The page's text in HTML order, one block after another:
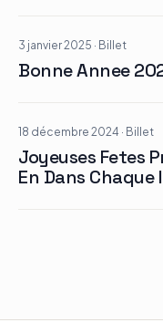
3 janvier 2025 · Billet
Bonne Annee
18 décembre 2024 · Billet
Joyeuses Fetes
En Dans